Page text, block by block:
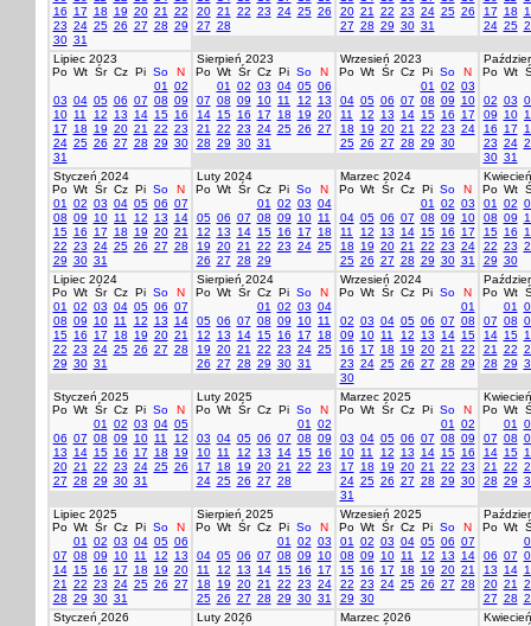
16
17 18 19 20 21
22
23 24 25 26 27 28 29
30 31
20 21 22 23 24 25 26
27 28
20 21 22 23 24 25 26
27 28 29 30 31
17
18
24 25
Lipiec 2023
Po Wt Śr Cz Pi So
N
01
02
03 04 05 06 07 08 09
10 11 12 13 14 15 16
17
18 19 20 21 22 23
24 25 26 27 28 29 30
31
Sierpień 2023
Po Wt Śr Cz Pi So
N
01
02 03 04 05 06
07 08 09 10 11 12
13
14 15 16 17 18 19 20
21
22 23 24 25 26 27
28 29 30 31
Wrzesień 2023
Po Wt Śr Cz Pi So
N
01
02 03
04 05 06 07 08 09
10
11
12 13 14 15 16
17
18
19 20 21 22 23 24
25 26 27 28 29 30
Po Wt
02 03
09
10
16
17
23 24
30 31
Styczeń 2024
Po Wt Śr Cz Pi So
N
01
02 03 04 05 06 07
08 09 10 11 12 13
14
15 16 17 18 19 20 21
22 23 24 25 26 27 28
29 30 31
Luty 2024
Po Wt Śr Cz Pi So
N
01
02 03 04
05 06 07 08 09 10 11
12
13 14 15 16 17
18
19 20 21 22 23 24 25
26 27 28 29
Marzec 2024
Po Wt Śr Cz Pi So
N
01
02 03
04 05 06 07 08 09
10
11
12 13 14 15 16
17
18
19 20 21 22 23 24
25 26 27 28 29 30 31
Po Wt
01
02
08 09
15 16
22 23
29 30
Lipiec 2024
Po Wt Śr Cz Pi So
N
01
02 03 04 05 06 07
08 09 10 11 12 13
14
15 16 17 18 19 20 21
22 23 24 25 26 27 28
29 30 31
Sierpień 2024
Po Wt Śr Cz Pi So
N
01
02 03 04
05 06 07 08 09 10 11
12
13 14 15 16 17
18
19 20 21 22 23 24 25
26 27 28 29 30 31
Wrzesień 2024
Po Wt Śr Cz Pi So
N
01
02 03 04 05 06 07 08
09
10 11 12 13 14 15
16
17 18 19 20 21
22
23 24 25 26 27 28 29
30
Po Wt
01
07 08
14 15
21
22
28 29
Styczeń 2025
Po Wt Śr Cz Pi So
N
01
02 03 04 05
06 07 08 09 10 11
12
13
14 15 16 17 18
19
20 21 22 23 24 25 26
27 28 29 30 31
Luty 2025
Po Wt Śr Cz Pi So
N
01
02
03 04 05 06 07 08 09
10 11 12 13 14 15 16
17
18 19 20 21 22 23
24 25 26 27 28
Marzec 2025
Po Wt Śr Cz Pi So
N
01
02
03 04 05 06 07 08 09
10 11 12 13 14 15 16
17
18 19 20 21 22 23
24 25 26 27 28 29 30
31
Po Wt
01
07 08
14 15
21
22
28 29
Lipiec 2025
Po Wt Śr Cz Pi So
N
01
02 03 04 05 06
07 08 09 10 11 12
13
14 15 16 17 18 19 20
21
22 23 24 25 26 27
28 29 30 31
Sierpień 2025
Po Wt Śr Cz Pi So
N
01
02 03
04 05 06 07 08 09
10
11
12 13 14 15 16
17
18
19 20 21 22 23 24
25 26 27 28 29 30 31
Wrzesień 2025
Po Wt Śr Cz Pi So
N
01
02 03 04 05 06 07
08 09 10 11 12 13
14
15 16 17 18 19 20 21
22 23 24 25 26 27 28
29 30
Po Wt
06 07
13
14
20 21
27 28
Styczeń 2026
Luty 2026
Marzec 2026